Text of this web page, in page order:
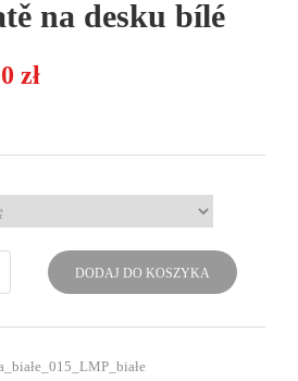
na desku bílé
zł
DODAJ DO KOSZYKA